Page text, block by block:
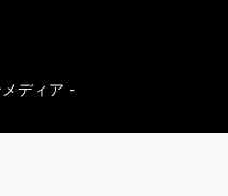
ディア -